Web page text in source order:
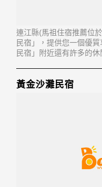
連江縣(馬祖住宿推薦位
民宿」，提供您一個優
民宿」附近還有許多的
黃金沙灘民宿